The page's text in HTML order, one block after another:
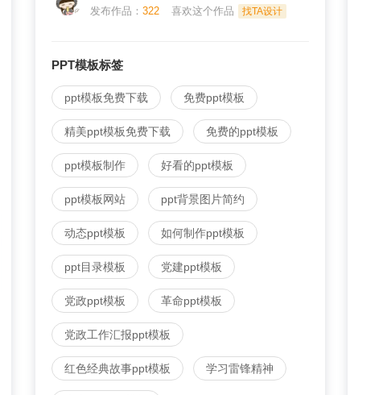
发布作品： 322 喜欢这个作品 找TA设计
PPT模板标签
ppt模板免费下载 免费ppt模板
精美ppt模板免费下载 免费的ppt模板
ppt模板制作 好看的ppt模板
ppt模板网站 ppt背景图片简约
动态ppt模板 如何制作ppt模板
ppt目录模板 党建ppt模板
党政ppt模板 革命ppt模板
党政工作汇报ppt模板
红色经典故事ppt模板 学习雷锋精神